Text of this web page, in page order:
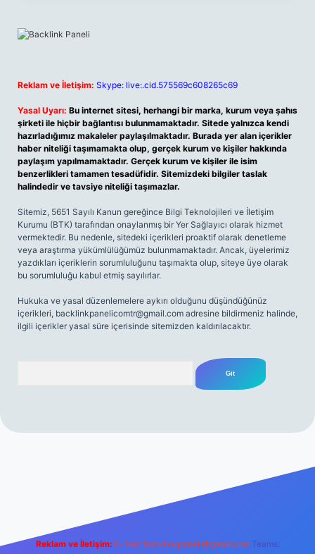
Reklam ve İletişim: Skype: live:.cid.575569c608265c69
Yasal Uyarı: Bu internet sitesi, herhangi bir marka, kurum veya şahıs
şirketi ile hiçbir bağlantısı bulunmamaktadır. Sitede yalnızca kendi
hazırladığımız makaleler paylaşılmaktadır. Burada yer alan içerikler
haber niteliği taşımamakta olup, gerçek kurum ve kişiler hakkında
paylaşım yapılmamaktadır. Gerçek kurum ve kişiler ile isim
benzerlikleri tamamen tesadüfidir. Sitemizdeki bilgiler taslak
halindedir ve tavsiye niteliği taşımazlar.
Sitemiz, 5651 Sayılı Kanun gereğince Bilgi Teknolojileri ve İletişim
Kurumu (BTK) tarafından onaylanmış bir Yer Sağlayıcı olarak hizmet
vermektedir. Bu nedenle, sitedeki içerikleri proaktif olarak denetleme
veya araştırma yükümlülüğümüz bulunmamaktadır. Ancak, üyelerimiz
yazdıkları içeriklerin sorumluluğunu taşımakta olup, siteye üye olarak
bu sorumluluğu kabul etmiş sayılırlar.
Hukuka ve yasal düzenlemelere aykırı olduğunu düşündüğünüz
içerikleri, backlinkpanelicomtr@gmail.com adresine bildirmeniz halinde,
ilgili içerikler yasal süre içerisinde sitemizden kaldırılacaktır.
Reklam ve İletişim: E-mail: backlinkpaneli@gmail.com Teams: